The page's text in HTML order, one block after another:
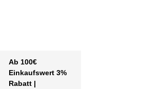
Ab 100€
Einkaufswert 3%
Rabatt |